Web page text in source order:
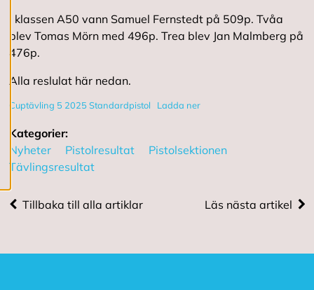
i
g
e
r
c
o
i
e
s
A
v
s
I klassen A50 vann Samuel Fernstedt på 509p. Tvåa
blev Tomas Mörn med 496p. Trea blev Jan Malmberg på
476p.
Alla reslulat här nedan.
Cuptävling 5 2025 Standardpistol Ladda ner
Kategorier:
Nyheter
Pistolresultat
Pistolsektionen
Tävlingsresultat
Tillbaka till alla artiklar Läs nästa artikel